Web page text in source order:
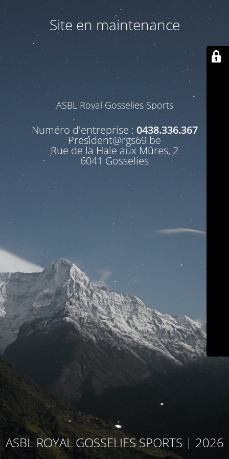
Site en maintenance
ASBL Royal Gosselies Sports
Numéro d'entreprise : 0438.336.367
President@rgs69.be
Rue de la Haie aux Mûres, 2
6041 Gosselies
ASBL ROYAL GOSSELIES SPORTS | 2026